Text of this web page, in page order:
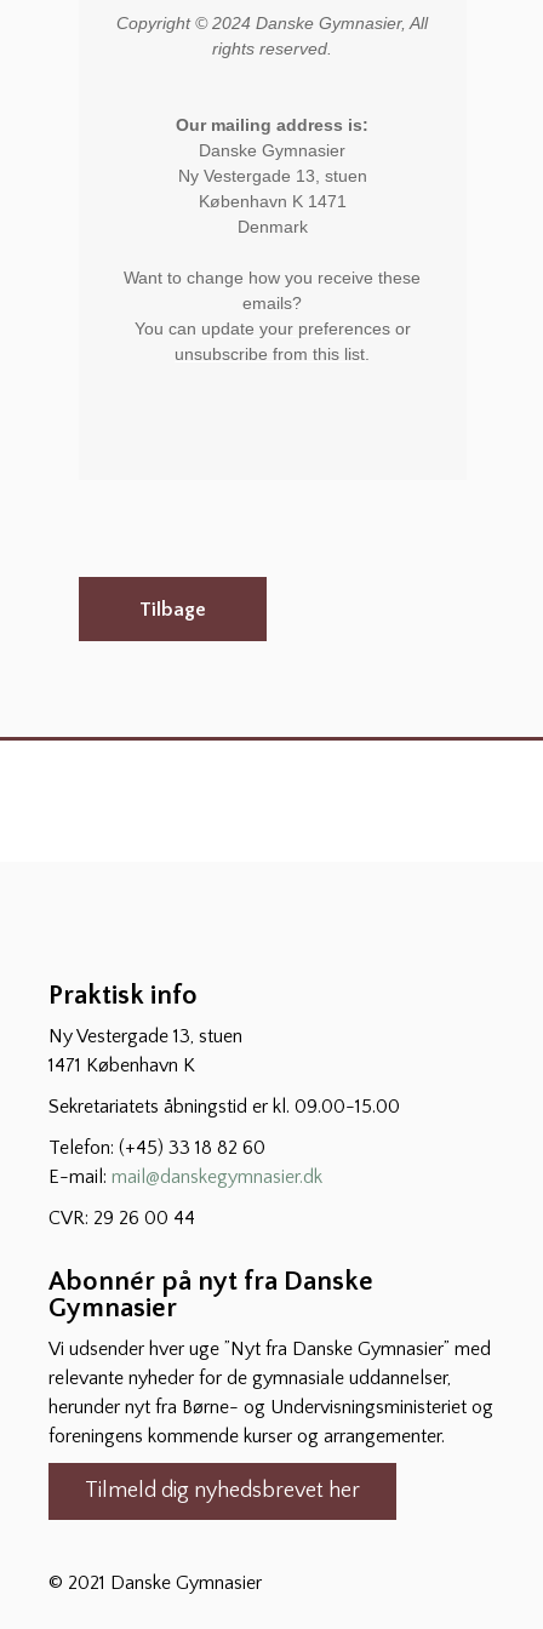
Copyright © 2024 Danske Gymnasier, All
rights reserved.
Our mailing address is:
Danske Gymnasier
Ny Vestergade 13, stuen
København K 1471
Denmark
Want to change how you receive these
emails?
You can update your preferencesor
unsubscribe from this list
Tilbage
Praktisk info
Ny Vestergade 13, stuen
1471 København K
Sekretariatets åbningstid er kl. 09.00-15.00
Telefon: (+45) 33 18 82 60
E-mail: mail@danskegymnasier.dk
CVR: 29 26 00 44
Abonnér på nyt fra Danske
Gymnasier
Vi udsender hver uge ”Nyt fra Danske Gymnasier” med
relevante nyheder for de gymnasiale uddannelser,
herunder nyt fra Børne- og Undervisningsministeriet og
foreningens kommende kurser og arrangementer.
Tilmeld dig nyhedsbrevet her
© 2021 Danske Gymnasier